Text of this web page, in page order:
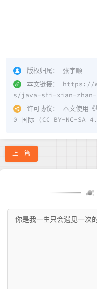
版权归属：
张宇顺
本文链接：
https://
s/java-shi-xian-
许可协议：
本文使用《
0 国际 (CC BY-NC-SA
上一篇